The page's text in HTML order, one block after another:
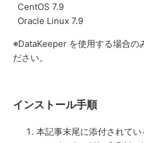
CentOS 7.9
Oracle Linux 7.9
※DataKeeper を使用する場合の
ださい。
インストール手順
本記事末尾に添付されてい